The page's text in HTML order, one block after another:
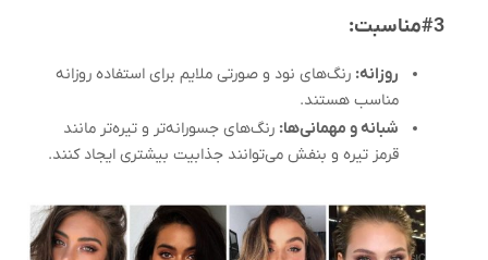
#3مناسبت:
روزانه: رنگ‌های نود و صورتی ملایم برای استفاده روزانه
مناسب هستند.
شبانه و مهمانی‌ها: رنگ‌های جسورانه‌تر و تیره‌تر مانند
قرمز تیره و بنفش می‌توانند جذابیت بیشتری ایجاد کنند.